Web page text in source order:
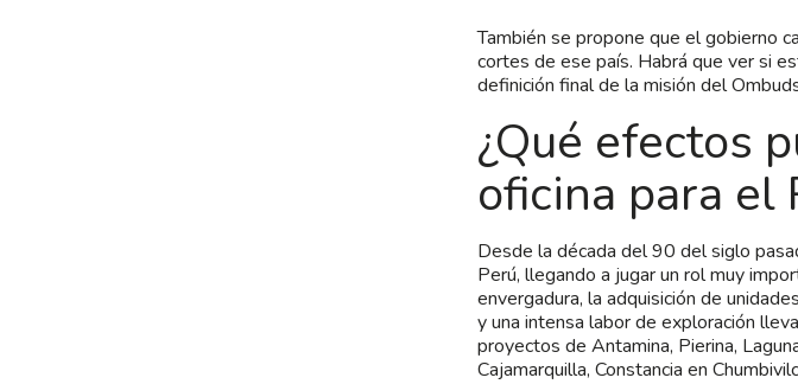
También se propone que el gobierno
cortes de ese país. Habrá que ver si
definición final de la misión del
¿Qué efectos
oficina para el
Desde la década del 90 del siglo
Perú, llegando a jugar un rol muy
envergadura, la adquisición de
y una intensa labor de exploración
proyectos de Antamina, Pierina,
Cajamarquilla, Constancia en